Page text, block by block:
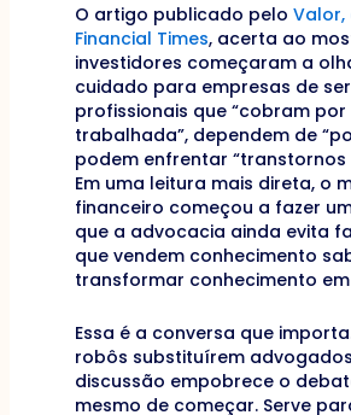
O artigo publicado pelo
Financial Times, acerta ao
investidores começaram a
cuidado para empresas de
profissionais que “cobram por
trabalhada”, dependem de
podem enfrentar “transtornos
Em uma leitura mais direta, o
financeiro começou a fazer
que a advocacia ainda evita
que vendem conhecimento
transformar conhecimento
Essa é a conversa que
robôs substituírem
discussão empobrece o
mesmo de começar. Serve